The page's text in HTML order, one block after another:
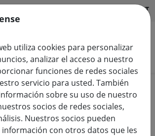
HILFE & SUPPORT
de la planta
utiliza cookies para personalizar
analizar el acceso a nuestro
funciones de redes sociales
servicio para usted. También
sobre su uso de nuestro
socios de redes sociales,
Nuestros socios pueden
con otros datos que les